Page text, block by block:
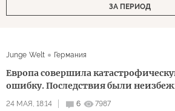
ЗА ПЕРИОД
Junge Welt Германия
Европа совершила
ошибку. Последствия были
24 МАЯ, 18:14 6 7987